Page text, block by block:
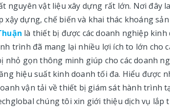
nguyên vật liệu xây dựng rất lớn. Nơi đây
xậy dựng, chế biến và khai thác khoáng sản
là thiết bị được các doanh nghiệp
trình đã mang lại nhiều lợi ích to lớn cho
nhỏ gọn thông minh giúp cho các doanh
hiệu suất kinh doanh tối đa. Hiểu được
vận tải về thiết bị giám sát hành trình
chúng tôi xin giới thiệu dịch vụ